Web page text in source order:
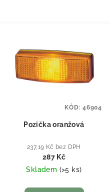
Pozička oranžová
237,19 Kč bez DPH
287 Kč
Skladem (>5 ks)
KÓD: 46904